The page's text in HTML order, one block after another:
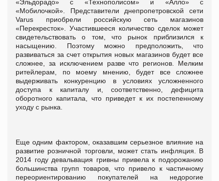
«Эльдорадо» с «Технополисом» и «Алло» с
«Мобилочкой». Представители днепропетровской сети
Varus приобрели российскую сеть магазинов
«Перекресток». Участившееся количество сделок может
свидетельствовать о том, что рынок приблизился к
насыщению. Поэтому можно предположить, что
развиваться за счет открытия новых магазинов будет все
сложнее, за исключением разве что регионов. Мелким
ритейлерам, по моему мнению, будет все сложнее
выдерживать конкуренцию в условиях усложненного
доступа к капиталу и, соответственно, дефицита
оборотного капитала, что приведет к их постепенному
уходу с рынка.
Еще одним фактором, оказавшим серьезное влияние на
развитие розничной торговли, может стать инфляция. В
2014 году девальвация гривны привела к подорожанию
большинства групп товаров, что привело к частичному
переориентированию покупателей на недорогие